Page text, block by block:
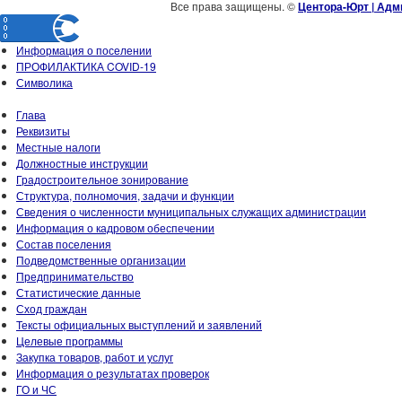
Все права защищены. ©Центора-Юрт |
Информация о поселении
ПРОФИЛАКТИКА COVID-19
Символика
Глава
Реквизиты
Местные налоги
Должностные инструкции
Градостроительное зонирование
Структура, полномочия, задачи и функции
Сведения о численности муниципальных служащих администрации
Информация о кадровом обеспечении
Состав поселения
Подведомственные организации
Предпринимательство
Статистические данные
Сход граждан
Тексты официальных выступлений и заявлений
Целевые программы
Закупка товаров, работ и услуг
Информация о результатах проверок
ГО и ЧС